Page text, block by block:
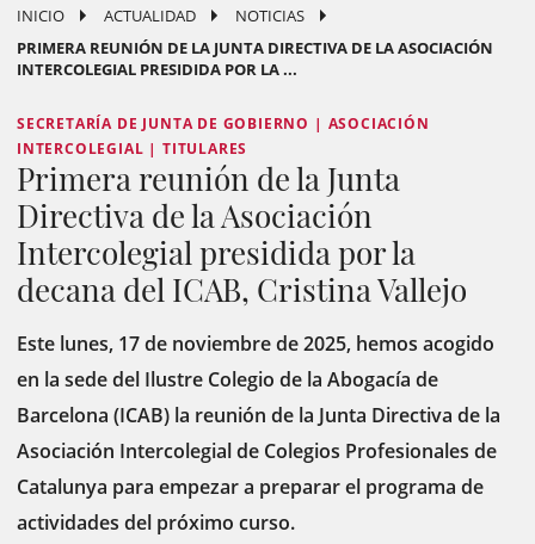
INICIO ACTUALIDAD
NOTICIAS
PRIMERA REUNIÓN DE LA JUNTA DIRECTIVA DE LA ASOCIACIÓN
INTERCOLEGIAL PRESIDIDA POR LA ...
SECRETARÍA DE JUNTA DE GOBIERNO | ASOCIACIÓN
INTERCOLEGIAL | TITULARES
Primera reunión de la Junta
Directiva de la Asociación
Intercolegial presidida por la
decana del ICAB, Cristina Vallejo
Este lunes, 17 de noviembre de 2025, hemos acogido
en la sede del Ilustre Colegio de la Abogacía de
Barcelona (ICAB) la reunión de la Junta Directiva de la
Asociación Intercolegial de Colegios Profesionales de
Catalunya para empezar a preparar el programa de
actividades del próximo curso.